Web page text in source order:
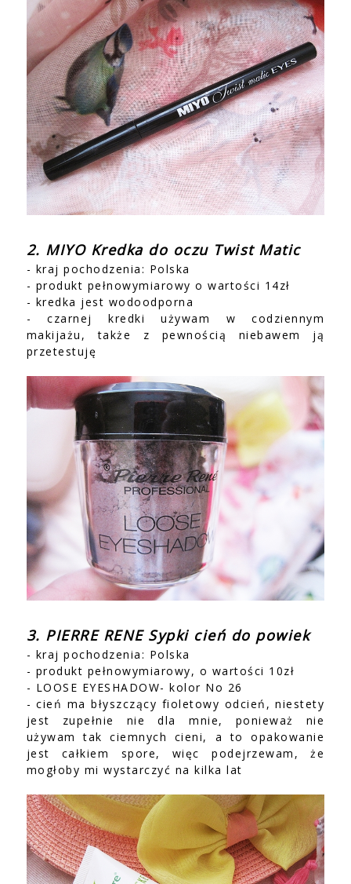
2. MIYO Kredka do oczu Twist Matic
- kraj pochodzenia: Polska
- produkt pełnowymiarowy o wartości 14zł
- kredka jest wodoodporna
- czarnej kredki używam w codziennym
makijażu, także z pewnością niebawem ją
przetestuję
3. PIERRE RENE Sypki cień do powiek
- kraj pochodzenia: Polska
- produkt pełnowymiarowy, o wartości 10zł
- LOOSE EYESHADOW- kolor No 26
- cień ma błyszczący fioletowy odcień, niestety
jest zupełnie nie dla mnie, ponieważ nie
używam tak ciemnych cieni, a to opakowanie
jest całkiem spore, więc podejrzewam, że
mogłoby mi wystarczyć na kilka lat